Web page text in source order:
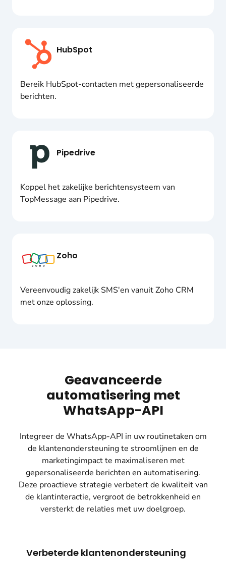
HubSpot
Bereik HubSpot-contacten met gepersonaliseerde
berichten.
Pipedrive
Koppel het zakelijke berichtensysteem van
TopMessage aan Pipedrive.
Zoho
Vereenvoudig zakelijk SMS'en vanuit Zoho CRM
met onze oplossing.
Geavanceerde
automatisering met
WhatsApp-API
Integreer de WhatsApp-API in uw routinetaken om
de klantenondersteuning te stroomlijnen en de
marketingimpact te maximaliseren met
gepersonaliseerde berichten en automatisering.
Deze proactieve strategie verbetert de kwaliteit van
de klantinteractie, vergroot de betrokkenheid en
versterkt de relaties met uw doelgroep.
Verbeterde klantenondersteuning